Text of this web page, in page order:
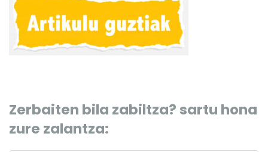
Zerbaiten bila zabiltza? sartu hona
zure zalantza: